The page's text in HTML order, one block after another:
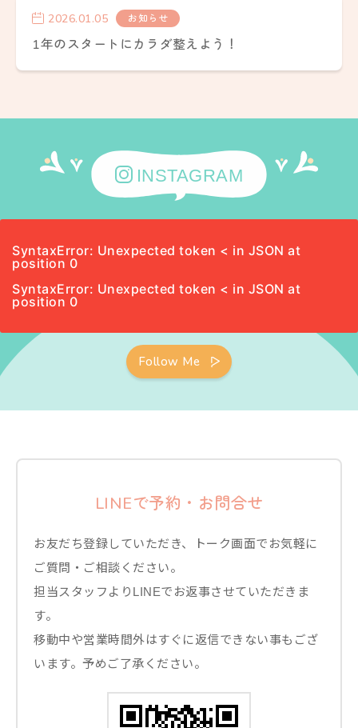
2026.01.05 お知らせ
1年のスタートにカラダ整えよう！
INSTAGRAM
SyntaxError: Unexpected token < in JSON at
position 0
SyntaxError: Unexpected token < in JSON at
position 0
Follow Me
LINEで予約・お問合せ
お友だち登録していただき、トーク画面でお気軽に
ご質問・ご相談ください。
担当スタッフよりLINEでお返事させていただきま
す。
移動中や営業時間外はすぐに返信できない事もござ
います。予めご了承ください。